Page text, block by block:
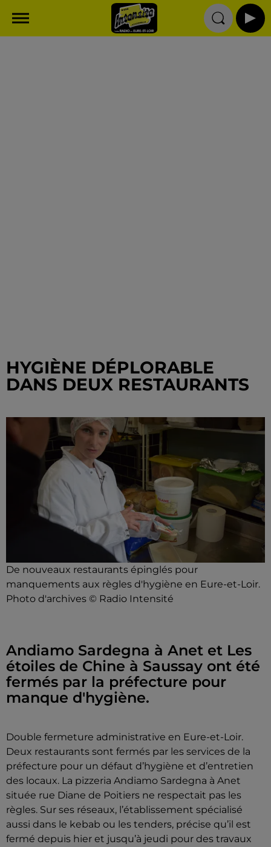
HYGIÈNE DÉPLORABLE
DANS DEUX RESTAURANTS
De nouveaux restaurants épinglés pour
manquements aux règles d'hygiène en Eure-et-Loir.
Photo d'archives © Radio Intensité
Andiamo Sardegna à Anet et Les
étoiles de Chine à Saussay ont été
fermés par la préfecture pour
manque d'hygiène.
Double fermeture administrative en Eure-et-Loir.
Deux restaurants sont fermés par les services de la
préfecture pour un défaut d’hygiène et d’entretien
des locaux. La pizzeria Andiamo Sardegna à Anet
située rue Diane de Poitiers ne respectait pas les
règles. Sur ses réseaux, l’établissement spécialisé
aussi dans le kebab ou les tenders, précise qu’il est
fermé depuis hier et jusqu’à jeudi pour des travaux